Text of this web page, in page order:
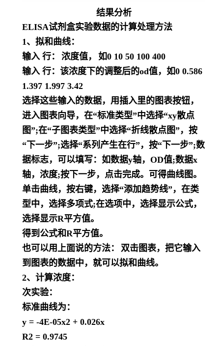
结果分析
ELISA试剂盒实验数据的计算处理方法
1、拟和曲线：
输入 行：
浓度值， 如0 10 50 100 400
输入 行：该浓度下的调整后的od值，如0 0.586
1.397 1.997 3.42
选择这些输入的数据，用插入里的图表按钮，
进入图表向导，在“标准类型”中选择“xy散点
图”;在“子图表类型”中选择“折线散点图”，按
“下一步”;选择“系列产生在行”，按“下一步”;数
据标志，可以填写：如数据y轴，OD值;数据x
轴，浓度;按下一步，点击完成。可得曲线图。
单击曲线，按右键，选择“添加趋势线”，在类
型中，选择多项式;在选项中，选择显示公式，
选择显示R平方值。
得到公式和R平方值。
也可以用上面说的方法：
双击图表，把它输入
到图表的数据中，就可以拟和曲线。
2、计算浓度：
次实验：
标准曲线为：
y = -4E-05x2 + 0.026x
R2 = 0.9745